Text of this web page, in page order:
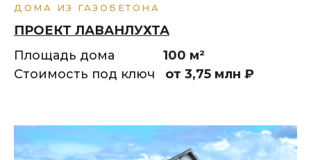
ДОМА ИЗ ГАЗОБЕТОНА
ПРОЕКТ ЛАВАНЛУХТА
Площадь дома 100 м²
Стоимость под ключ от 3,75 млн ₽